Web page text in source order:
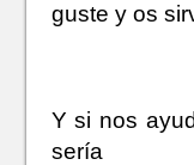
guste y os
Y si nos
sería